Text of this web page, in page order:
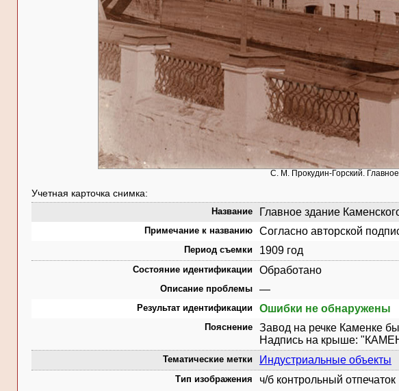
С. М. Прокудин-Горский.
Учетная карточка снимка:
Название Главное здание
Примечание к названию Согласно авторской
Период съемки 1909 год
Состояние идентификации Обработано
Описание проблемы —
Результат идентификации Ошибки не обнаружены
Пояснение
Завод на речке Каменке
Надпись на крыше:
Тематические метки Индустриальные объекты
Тип изображения ч/б контрольный отпечаток